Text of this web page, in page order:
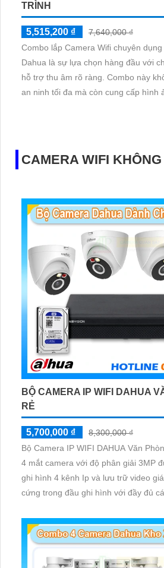
TRÌNH
5,515,200 ₫
7,640,000 ₫
Combo lắp Camera Wifi chuyên
Dahua là sự lựa chọn hàng đầu với
hỗ trợ thu âm rõ ràng. Combo này không chỉ mang lại sự
an ninh tối đa mà còn cung cấp hình
CAMERA WIFI
BỘ CAMERA IP WIFI DAHUA
RẺ
5,700,000 ₫
8,300,000 ₫
Bộ Camera IP WIFI DAHUA Văn
4 mắt camera với độ phân giải 3MP
ghi hình 4 kênh Ip và lưu trữ video
cứng trong đầu ghi hình với đầy đủ
giám sát có màu vào ban đêm